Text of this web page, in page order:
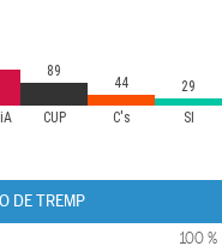
CUP C's SI
89
44 29
DE TREMP
100 %